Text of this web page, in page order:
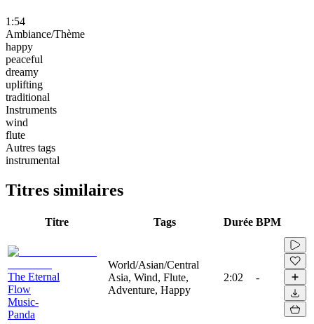
1:54
Ambiance/Thème
happy
peaceful
dreamy
uplifting
traditional
Instruments
wind
flute
Autres tags
instrumental
Titres similaires
Titre Tags Durée BPM
The Eternal
Flow
Music-
Panda
World/Asian/Central
Asia, Wind, Flute,
Adventure, Happy
2:02 -